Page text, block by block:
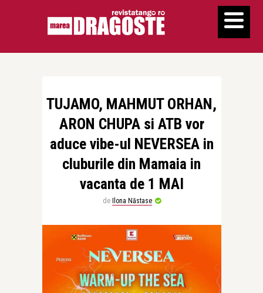
TUJAMO, MAHMUT ORHAN,
ARON CHUPA si ATB vor
aduce vibe-ul NEVERSEA in
cluburile din Mamaia in
vacanta de 1 MAI
de Ilona Năstase